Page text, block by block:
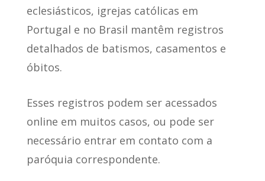
eclesiásticos, igrejas católicas em
Portugal e no Brasil mantêm registros
detalhados de batismos, casamentos e
óbitos.
Esses registros podem ser acessados
online em muitos casos, ou pode ser
necessário entrar em contato com a
paróquia correspondente.